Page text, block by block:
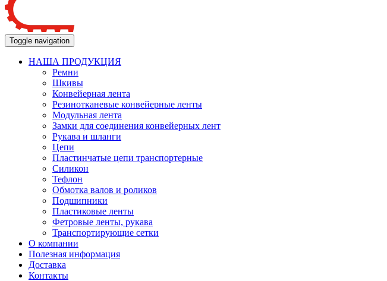
Toggle navigation
НАША ПРОДУКЦИЯ
Ремни
Шкивы
Конвейерная лента
Резинотканевые конвейерные ленты
Модульная лента
Замки для соединения конвейерных лент
Рукава и шланги
Цепи
Пластинчатые цепи транспортерные
Силикон
Тефлон
Обмотка валов и роликов
Подшипники
Пластиковые ленты
Фетровые ленты, рукава
Транспортирующие сетки
О компании
Полезная информация
Доставка
Контакты